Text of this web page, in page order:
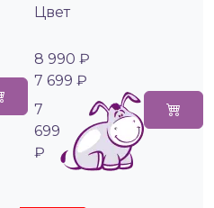
Цвет
8 990 ₽
7 699 ₽
7
699
₽